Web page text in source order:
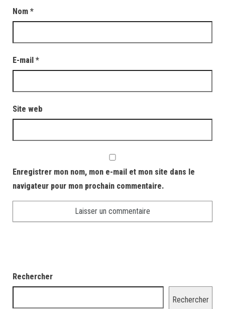
Nom *
E-mail *
Site web
Enregistrer mon nom, mon e-mail et mon site dans le
navigateur pour mon prochain commentaire.
Rechercher
Rechercher